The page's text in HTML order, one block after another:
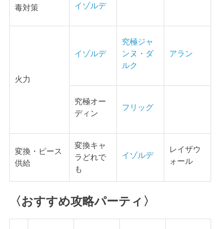
毒対策 イゾルデ
火力
イゾルデ
究極ジャ
ンヌ・ダ
ルク
アラン
究極オー
ディン
フリッグ
変換・ピース
供給
変換キャ
ラどれで
も
イゾルデ
レイザウ
ォール
〈おすすめ攻略パーティ〉